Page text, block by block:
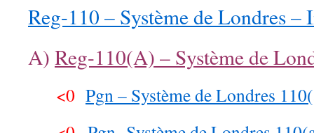
Reg-110 – Système de Londres
A) Reg-110(A) – Système de
<0 Pgn – Système de Londres